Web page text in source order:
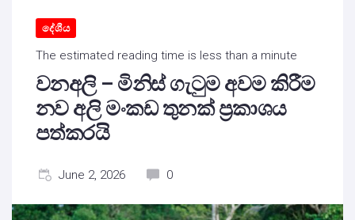
දේශීය
The estimated reading time is less than a minute
වනඅලි – මිනිස් ගැටුම අවම කිරීම
නව අලි මංකඩ තුනක් ප්‍රකාශය
පත්කරයි
June 2, 2026 0